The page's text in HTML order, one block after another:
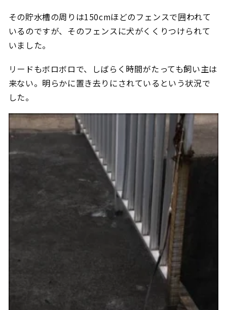
その貯水槽の周りは150cmほどのフェンスで囲われて
いるのですが、そのフェンスに犬がくくりつけられて
いました。
リードもボロボロで、しばらく時間がたっても飼い主は
来ない。明らかに置き去りにされているという状況で
した。